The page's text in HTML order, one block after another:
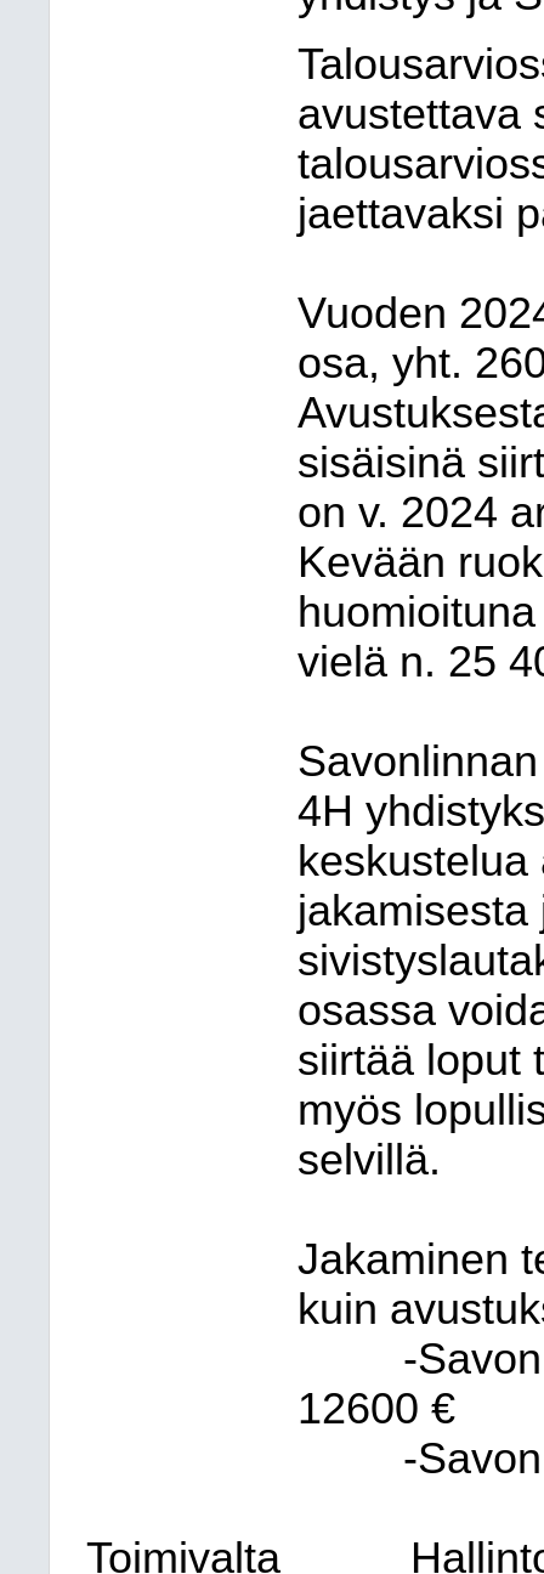
avustettava
jaettavaksi
Vuoden
osa, yht.
sisäisinä
on v. 2024
Kevään
vielä n. 25
4H
jakamisesta
osassa
siirtää loput
myös
selvillä.
Jakaminen
kuin
-
12600 €
-
Toimivalta